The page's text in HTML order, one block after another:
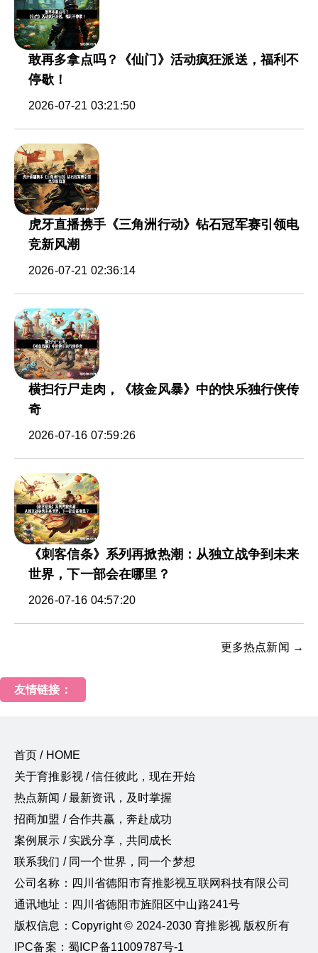
敢再多拿点吗？《仙门》活动疯狂派送，福利不
停歇！
2026-07-21 03:21:50
虎牙直播携手《三角洲行动》钻石冠军赛引领电
竞新风潮
2026-07-21 02:36:14
横扫行尸走肉，《核金风暴》中的快乐独行侠传
奇
2026-07-16 07:59:26
《刺客信条》系列再掀热潮：从独立战争到未来
世界，下一部会在哪里？
2026-07-16 04:57:20
更多热点新闻 →
友情链接：
首页 / HOME
关于育推影视 / 信任彼此，现在开始
热点新闻 / 最新资讯，及时掌握
招商加盟 / 合作共赢，奔赴成功
案例展示 / 实践分享，共同成长
联系我们 / 同一个世界，同一个梦想
公司名称：四川省德阳市育推影视互联网科技有限公司
通讯地址：四川省德阳市旌阳区中山路241号
版权信息：Copyright © 2024-2030 育推影视 版权所有
IPC备案：蜀ICP备11009787号-1